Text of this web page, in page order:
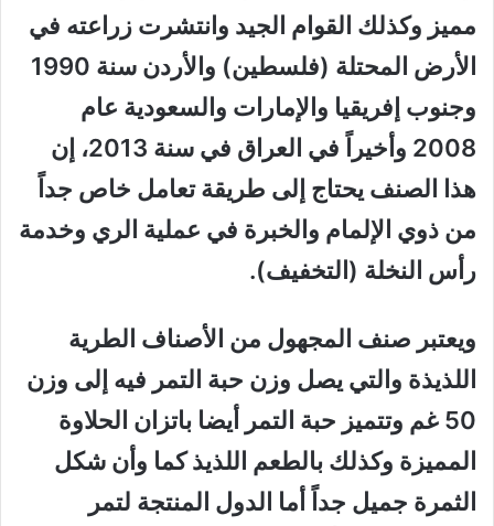
مميز وكذلك القوام الجيد وانتشرت زراعته في
الأرض المحتلة (فلسطين) والأردن سنة 1990
وجنوب إفريقيا والإمارات والسعودية عام
2008 وأخيراً في العراق في سنة 2013، إن
هذا الصنف يحتاج إلى طريقة تعامل خاص جداً
من ذوي الإلمام والخبرة في عملية الري وخدمة
رأس النخلة (التخفيف).
ويعتبر صنف المجهول من الأصناف الطرية
اللذيذة والتي يصل وزن حبة التمر فيه إلى وزن
50 غم وتتميز حبة التمر أيضا باتزان الحلاوة
المميزة وكذلك بالطعم اللذيذ كما وأن شكل
الثمرة جميل جداً أما الدول المنتجة لتمر